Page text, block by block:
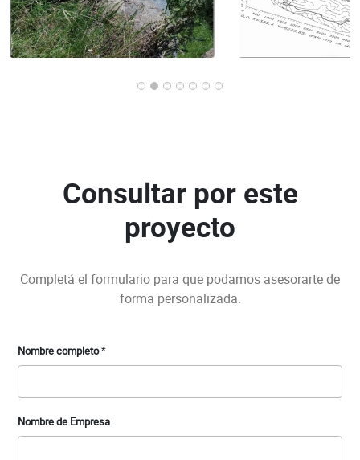
Consultar por este
proyecto
Completá el formulario para que podamos asesorarte de
forma personalizada.
Nombre completo*
Nombre de Empresa